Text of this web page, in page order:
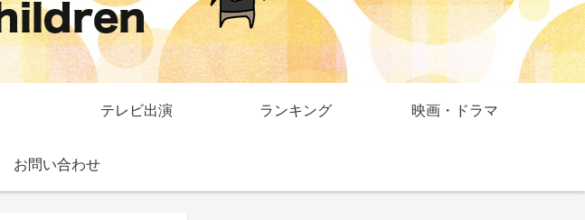
テレビ出演 ランキング 映画・ドラマ
お問い合わせ